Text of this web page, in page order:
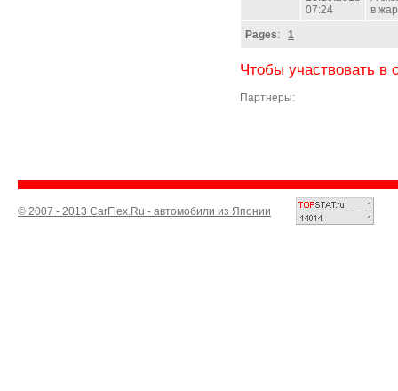
07:24
в
Pages: 1
Чтобы участвовать
Партнеры:
© 2007 - 2013 CarFlex.Ru - автомобили из Японии